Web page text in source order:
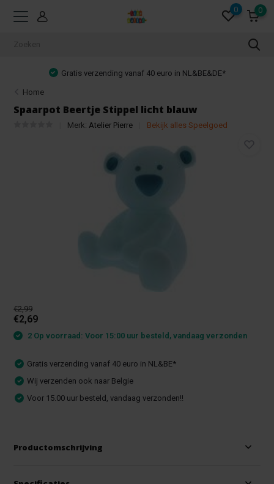
0 0
Gratis verzending vanaf 40 euro in NL&BE&DE*
Home
Spaarpot Beertje Stippel licht blauw
Merk: Atelier Pierre Bekijk alles Speelgoed
€2,99
€2,69
2 Op voorraad: Voor 15:00 uur besteld, vandaag verzonden
Gratis verzending vanaf 40 euro in NL&BE*
Wij verzenden ook naar Belgie
Voor 15.00 uur besteld, vandaag verzonden!!
Productomschrijving